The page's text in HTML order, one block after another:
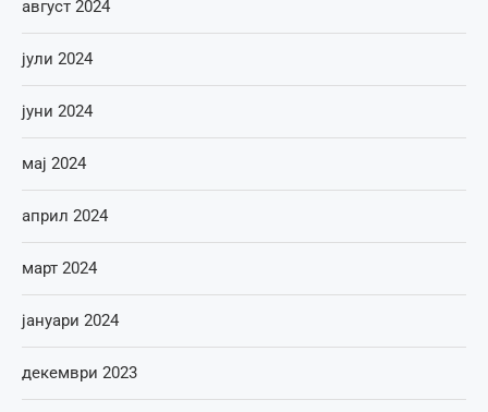
август 2024
јули 2024
јуни 2024
мај 2024
април 2024
март 2024
јануари 2024
декември 2023